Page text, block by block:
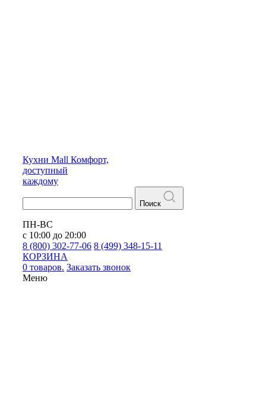
Кухни Mall Комфорт,
доступный
каждому
Поиск
ПН-ВС
с 10:00 до 20:00
8 (800) 302-77-06 8 (499) 348-15-11
КОРЗИНА
0 товаров. Заказать звонок
Меню